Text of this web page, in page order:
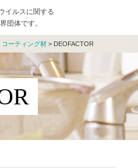
イルスに関する
団体です。
コーティング材 > DEOFACTOR